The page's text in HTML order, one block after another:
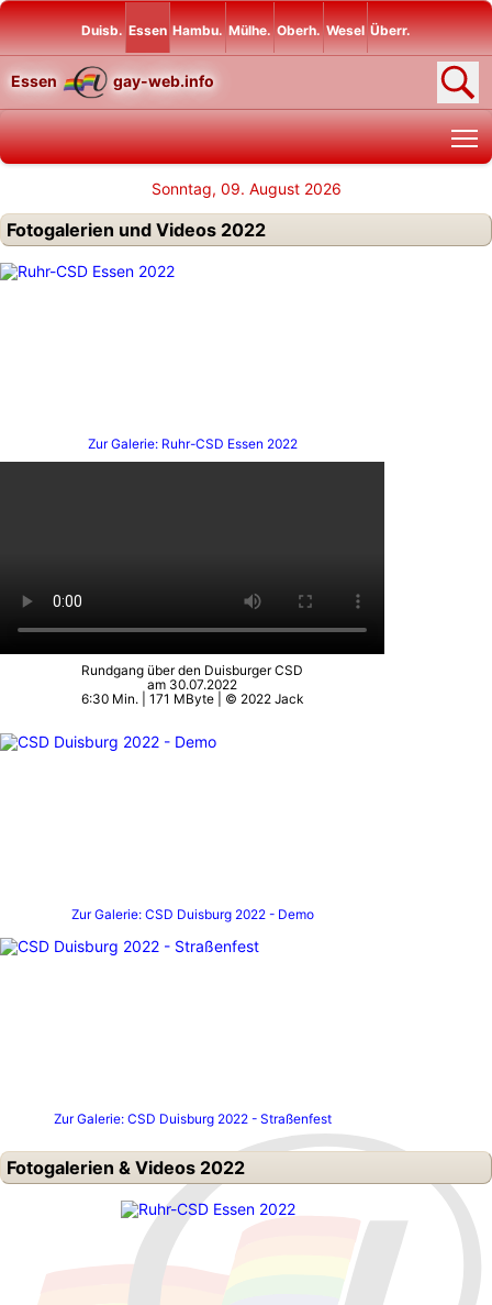
Duisb. Essen Hambu. Mülhe. Oberh. Wesel Überr.
Essen gay-web.info
Sonntag, 09. August 2026
Fotogalerien und Videos 2022
Zur Galerie: Ruhr-CSD Essen 2022
Rundgang über den Duisburger CSD
am 30.07.2022
6:30 Min. | 171 MByte | © 2022 Jack
Zur Galerie: CSD Duisburg 2022 - Demo
Zur Galerie: CSD Duisburg 2022 - Straßenfest
Fotogalerien & Videos 2022